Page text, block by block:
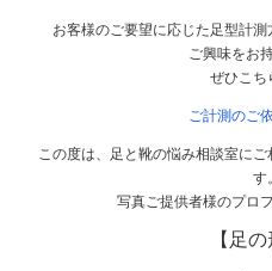
お客様のご要望に応じた足型計測
ご興味をお
ぜひこち
ご計測のご
この度は、足と靴の悩み相談室に
す。
写真ご提供者様のプロ
【足の